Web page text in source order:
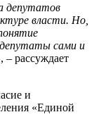
депутатов
власти. Но,
депутаты сами и
, – рассуждает
и
«Единой